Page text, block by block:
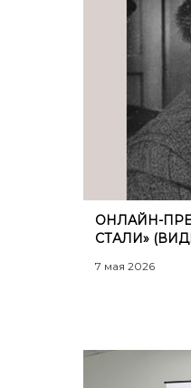
ОНЛАЙН-
СТАЛИ»
7 мая 2026